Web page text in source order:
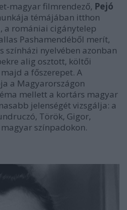
magyar filmrendező, Pejó
témájában itthon
a romániai cigánytelep
Pashamendéből merít,
színházi nyelvében azonban
alig osztott, költői
a főszerepet. A
a Magyarországon
mellett a kortárs magyar
jelenségét vizsgálja: a
Török, Gigor,
színpadokon.